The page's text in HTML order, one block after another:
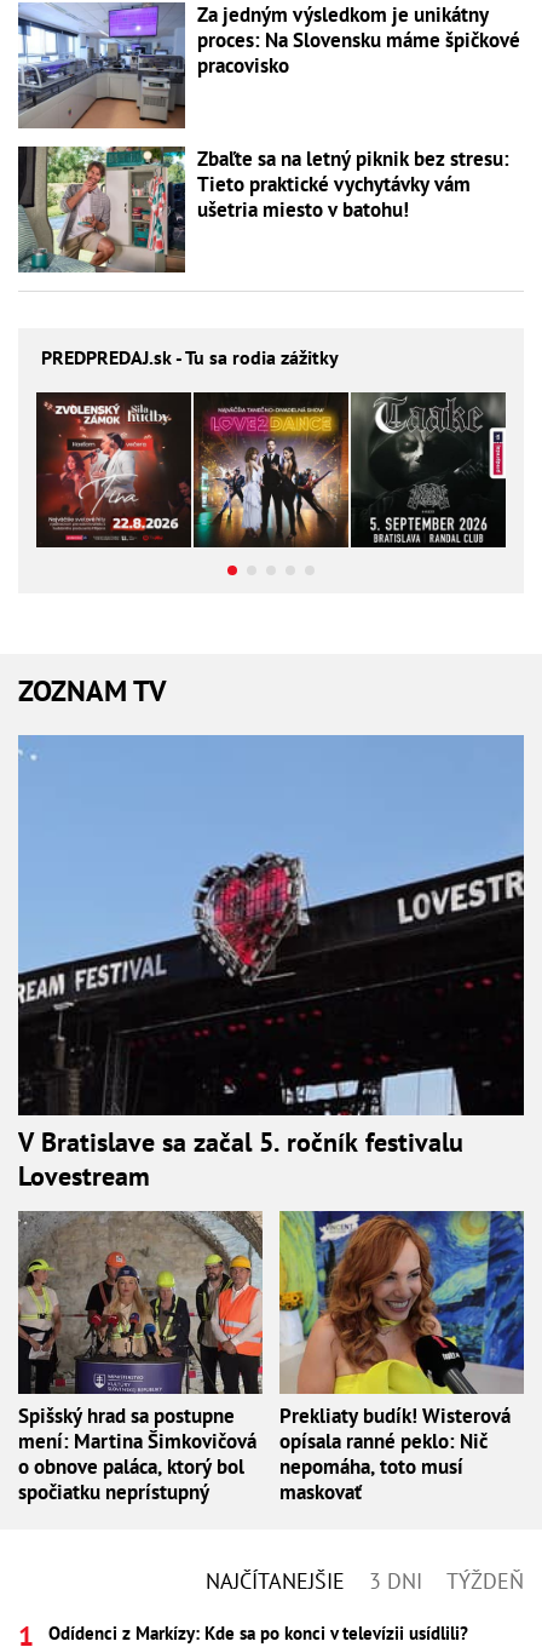
Za jedným výsledkom je unikátny
proces: Na Slovensku máme špičkové
pracovisko
Zbaľte sa na letný piknik bez stresu:
Tieto praktické vychytávky vám
ušetria miesto v batohu!
PREDPREDAJ.sk - Tu sa rodia zážitky
ZOZNAM TV
V Bratislave sa začal 5. ročník festivalu
Lovestream
Spišský hrad sa postupne
mení: Martina Šimkovičová
o obnove paláca, ktorý bol
spočiatku neprístupný
Prekliaty budík! Wisterová
opísala ranné peklo: Nič
nepomáha, toto musí
maskovať
NAJČÍTANEJŠIE 3 DNI TÝŽDEŇ
Odídenci z Markízy: Kde sa po konci v televízii usídlili?